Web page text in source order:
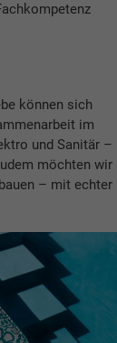
können sich
im
und Sanitär –
möchten wir
– mit echter